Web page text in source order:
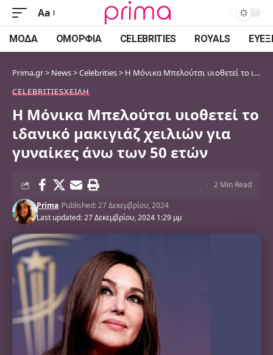
Font
Resizer
Aa
ΜΌΔΑ ΟΜΟΡΦΙΆ CELEBRITIES ROYALS
Prima.gr> News>Celebrities> Η Μόνικα Μπελούτσι υιοθετεί το ιδανικό μακιγιάζ χειλιών για γυναίκες άνω των 50 ετών
CELEBRITIESΧΕΊΛΗ
Η Μόνικα Μπελούτσι υιοθετεί το
ιδανικό μακιγιάζ χειλιών για
γυναίκες άνω των 50 ετών
Last updated: 27 Δεκεμβρίου, 2024 1:29 μμ
Prima Published: 27 Δεκεμβρίου, 2024
2 Min Read